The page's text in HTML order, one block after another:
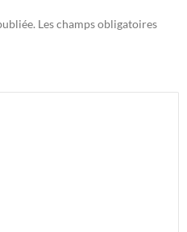
Les champs obligatoires